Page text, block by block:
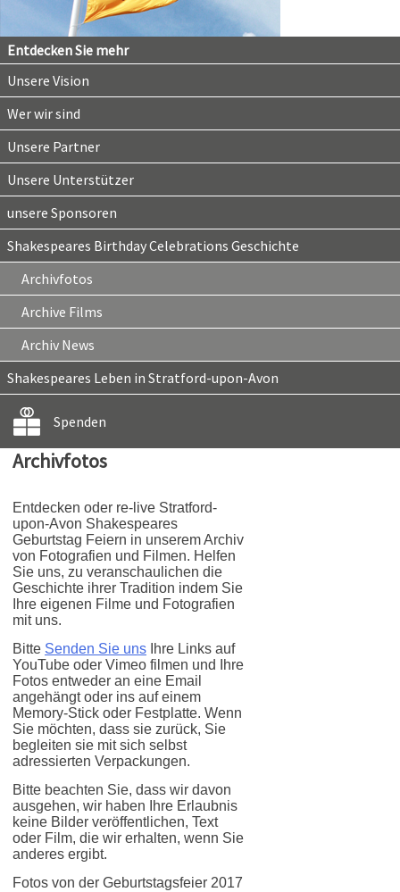
Entdecken Sie mehr
Unsere Vision
Wer wir sind
Unsere Partner
Unsere Unterstützer
unsere Sponsoren
Shakespeares Birthday Celebrations Geschichte
Archivfotos
Archive Films
Archiv News
Shakespeares Leben in Stratford-upon-Avon
Spenden
Archivfotos
Entdecken oder re-live Stratford-
upon-Avon Shakespeares
Geburtstag Feiern in unserem Archiv
von Fotografien und Filmen. Helfen
Sie uns, zu veranschaulichen die
Geschichte ihrer Tradition indem Sie
Ihre eigenen Filme und Fotografien
mit uns.
Bitte Senden Sie uns Ihre Links auf
YouTube oder Vimeo filmen und Ihre
Fotos entweder an eine Email
angehängt oder ins auf einem
Memory-Stick oder Festplatte. Wenn
Sie möchten, dass sie zurück, Sie
begleiten sie mit sich selbst
adressierten Verpackungen.
Bitte beachten Sie, dass wir davon
ausgehen, wir haben Ihre Erlaubnis
keine Bilder veröffentlichen, Text
oder Film, die wir erhalten, wenn Sie
anderes ergibt.
Fotos von der Geburtstagsfeier 2017